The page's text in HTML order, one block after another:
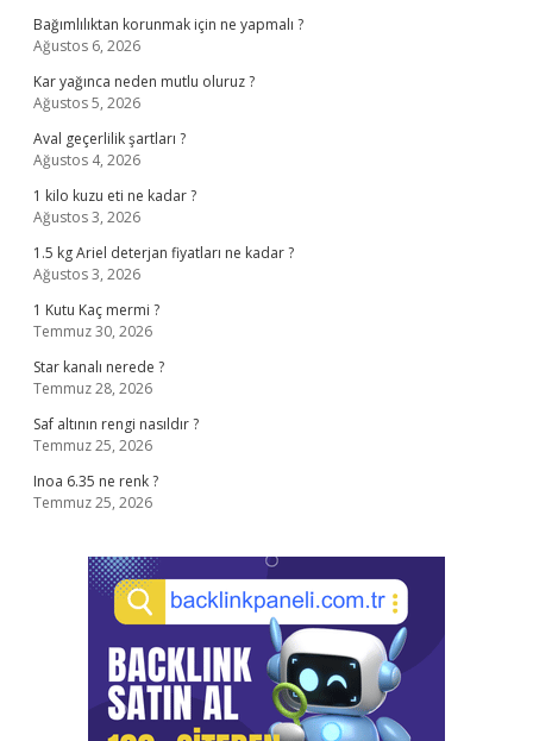
Bağımlılıktan korunmak için ne yapmalı ?
Ağustos 6, 2026
Kar yağınca neden mutlu oluruz ?
Ağustos 5, 2026
Aval geçerlilik şartları ?
Ağustos 4, 2026
1 kilo kuzu eti ne kadar ?
Ağustos 3, 2026
1.5 kg Ariel deterjan fiyatları ne kadar ?
Ağustos 3, 2026
1 Kutu Kaç mermi ?
Temmuz 30, 2026
Star kanalı nerede ?
Temmuz 28, 2026
Saf altının rengi nasıldır ?
Temmuz 25, 2026
Inoa 6.35 ne renk ?
Temmuz 25, 2026